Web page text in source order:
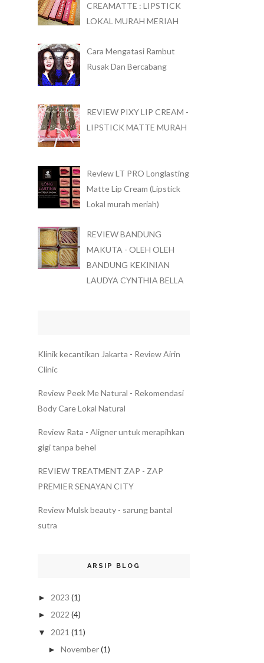
CREAMATTE : LIPSTICK
LOKAL MURAH MERIAH
Cara Mengatasi Rambut
Rusak Dan Bercabang
REVIEW PIXY LIP CREAM -
LIPSTICK MATTE MURAH
Review LT PRO Longlasting
Matte Lip Cream (Lipstick
Lokal murah meriah)
REVIEW BANDUNG
MAKUTA - OLEH OLEH
BANDUNG KEKINIAN
LAUDYA CYNTHIA BELLA
Klinik kecantikan Jakarta - Review Airin
Clinic
Review Peek Me Natural - Rekomendasi
Body Care Lokal Natural
Review Rata - Aligner untuk merapihkan
gigi tanpa behel
REVIEW TREATMENT ZAP - ZAP
PREMIER SENAYAN CITY
Review Mulsk beauty - sarung bantal
sutra
ARSIP BLOG
► 2023 (1)
► 2022 (4)
▼ 2021 (11)
► November(1)